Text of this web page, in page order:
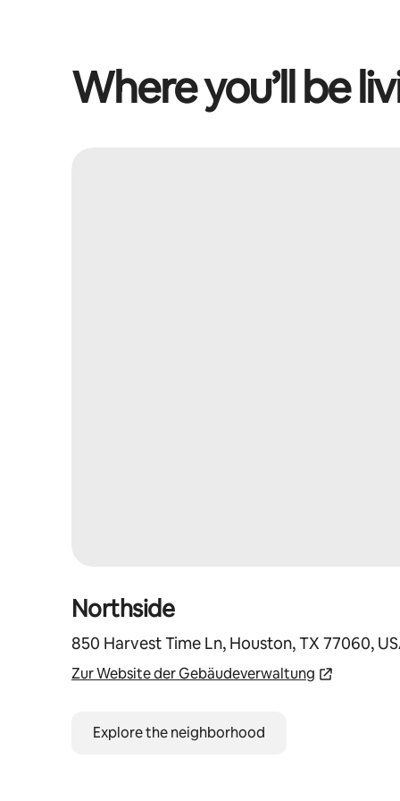
Where you’ll be
Northside
850 Harvest Time Ln, Houston, TX 77060,
Zur Website der Gebäudeverwaltung
Explore the neighborhood